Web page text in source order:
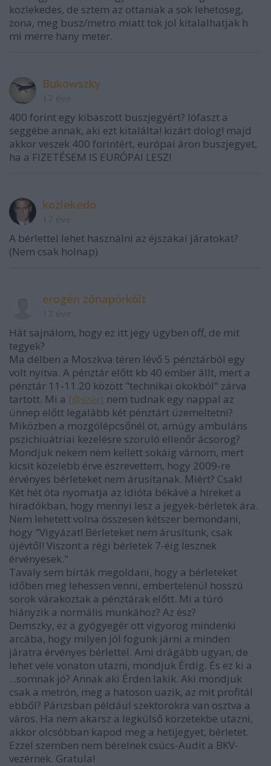
kozlekedes, de sztem az ottaniak a sok lehetoseg,
zona, meg busz/metro miatt tok jol kitalalhatjak h
mi merre hany meter.
Bukowszky
400 forint egy kibaszott buszjegyért? lófaszt a
seggébe annak, aki ezt kitalálta! kizárt dolog! majd
akkor veszek 400 forintért, európai áron buszjegyet,
ha a FIZETÉSEM IS EURÓPAI LESZ!
kozlekedo
A bérlettel lehet használni az éjszakai járatokat?
(Nem csak holnap)
erogén zónapörkölt
Hát sajnálom, hogy ez itt jegy ügyben off, de mit
tegyek?
Ma délben a Moszkva téren lévő 5 pénztárból egy
volt nyitva. A pénztár előtt kb 40 ember állt, mert a
pénztár 11-11.20 között "technikai okokból" zárva
tartott. Mi a f@szért nem tudnak egy nappal az
ünnep előtt legalább két pénztárt üzemeltetni?
Miközben a mozgólépcsőnél öt, amúgy ambuláns
pszichiuátriai kezelésre szoruló ellenőr ácsorog?
Mondjuk nekem nem kellett sokáig várnom, mert
kicsit közelebb érve észrevettem, hogy 2009-re
érvényes bérleteket nem árusítanak. Miért? Csak!
Két hét óta nyomatja az idióta békávé a híreket a
híradókban, hogy mennyi lesz a jegyek-bérletek ára.
Nem lehetett volna összesen kétszer bemondani,
hogy "Vigyázat! Bérleteket nem árusítunk, csak
újévtől! Viszont a régi bérletek 7-éig lesznek
érvényesek."
Tavaly sem bírták megoldani, hogy a bérleteket
időben meg lehessen venni, embertelenül hosszú
sorok várakoztak a pénztárak előtt. Mi a túró
hiányzik a normális munkához? Az ész?
Demszky, ez a gyógyegér ott vigyorog mindenki
arcába, hogy milyen jól fogunk járni a minden
járatra érvényes bérlettel. Ami drágább ugyan, de
lehet vele vonaton utazni, mondjuk Érdig. És ez ki a
...somnak jó? Annak aki Érden lakik. Aki mondjuk
csak a metrón, meg a hatoson uazik, az mit profitál
ebből? Párizsban például szektorokra van osztva a
város. Ha nem akarsz a legkülső körzetekbe utazni,
akkor olcsóbban kapod meg a hetijegyet, bérletet.
Ezzel szemben nem bérelnek csúcs-Audit a BKV-
vezérnek. Gratula!